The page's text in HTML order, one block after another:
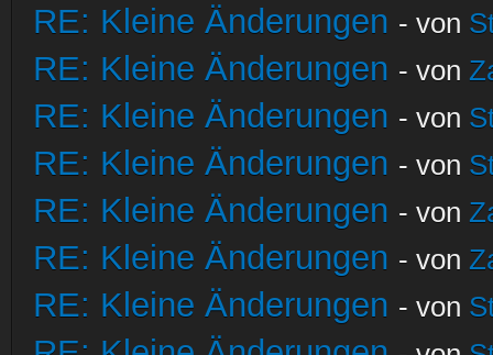
RE: Kleine Änderungen - von
RE: Kleine Änderungen - von
RE: Kleine Änderungen - von
RE: Kleine Änderungen - von
RE: Kleine Änderungen - von
RE: Kleine Änderungen - von
RE: Kleine Änderungen - von